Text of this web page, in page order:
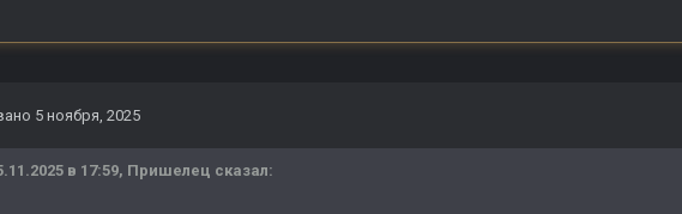
5 ноября, 2025
в 17:59, Пришелец сказал: